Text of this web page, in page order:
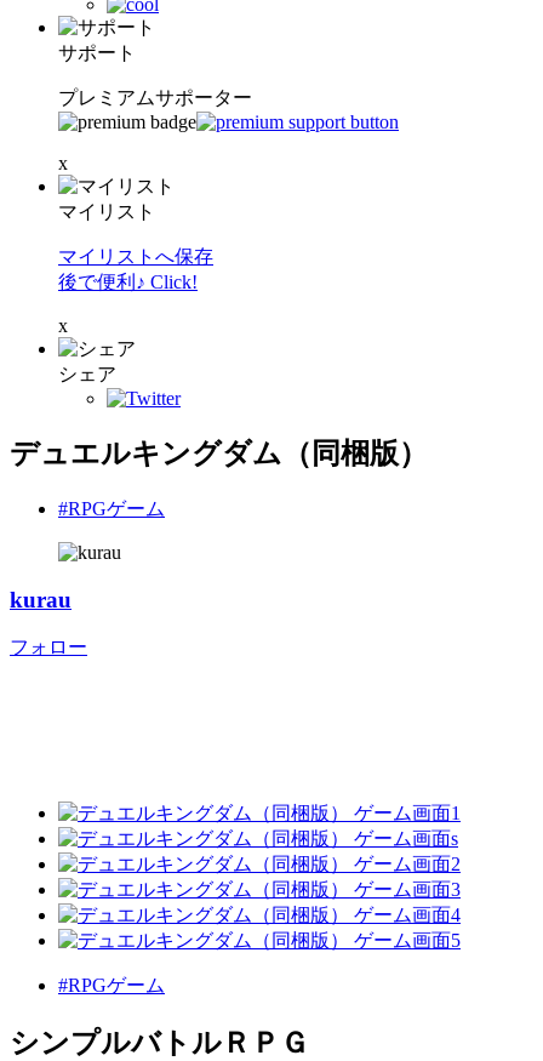
サポート
プレミアムサポーター
x
マイリスト
マイリストへ保存
後で便利♪ Click!
x
シェア
デュエルキングダム（同梱版）
#RPGゲーム
kurau
フォロー
#RPGゲーム
シンプルバトルＲＰＧ